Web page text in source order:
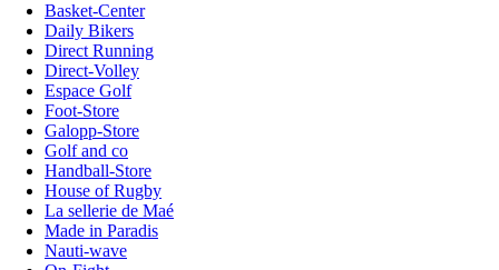
Basket-Center
Daily Bikers
Direct Running
Direct-Volley
Espace Golf
Foot-Store
Galopp-Store
Golf and co
Handball-Store
House of Rugby
La sellerie de Maé
Made in Paradis
Nauti-wave